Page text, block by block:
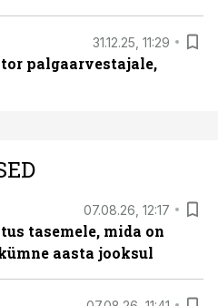
31.12.25, 11:29
palgaarvestajale,
07.08.26, 12:17
tasemele, mida on
aasta jooksul